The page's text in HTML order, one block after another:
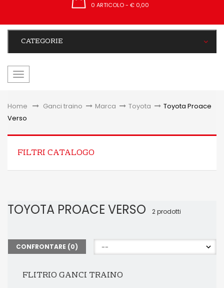
0 ARTICOLO- € 0,00
CATEGORIE
navigazione
Home &gt;Ganci traino > Marca > Toyota > Toyota Proace
Verso
FILTRI CATALOGO
TOYOTA PROACE VERSO 2 prodotti
CONFRONTARE (0)
FLITRIO GANCI TRAINO